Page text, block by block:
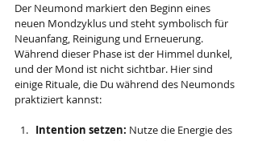
Der Neumond markiert den Beginn eines
neuen Mondzyklus und steht symbolisch für
Neuanfang, Reinigung und Erneuerung.
Während dieser Phase ist der Himmel dunkel,
und der Mond ist nicht sichtbar. Hier sind
einige Rituale, die Du während des Neumonds
praktiziert kannst:
Intention setzen: Nutze die Energie des